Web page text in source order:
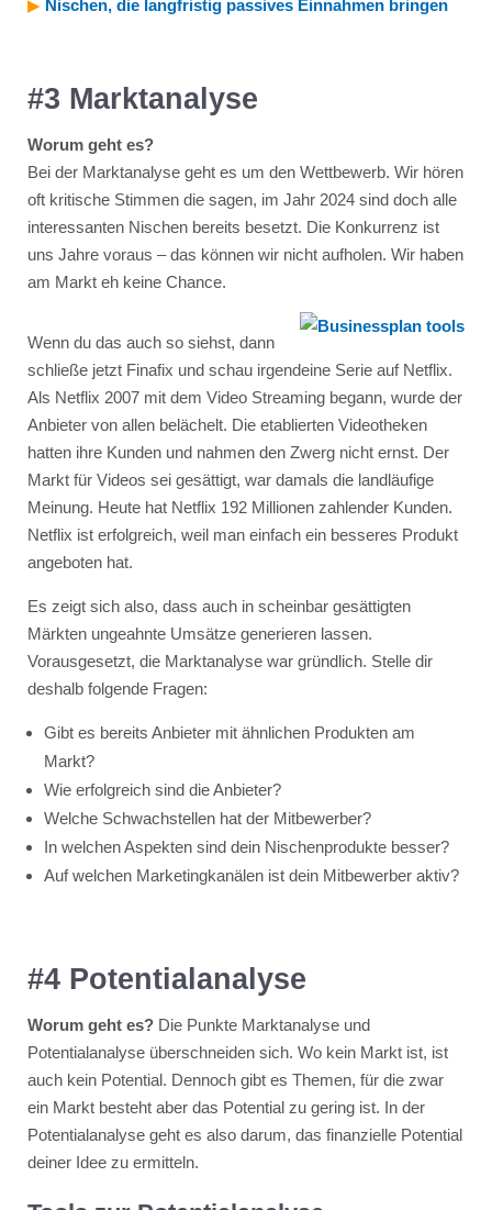
▶︎ Nischen, die langfristig passives Einnahmen bringen
#3 Marktanalyse
Worum geht es?
Bei der Marktanalyse geht es um den Wettbewerb. Wir hören
oft kritische Stimmen die sagen, im Jahr 2024 sind doch alle
interessanten Nischen bereits besetzt. Die Konkurrenz ist
uns Jahre voraus – das können wir nicht aufholen. Wir haben
am Markt eh keine Chance.
Wenn du das auch so siehst, dann
schließe jetzt Finafix und schau irgendeine Serie auf Netflix.
Als Netflix 2007 mit dem Video Streaming begann, wurde der
Anbieter von allen belächelt. Die etablierten Videotheken
hatten ihre Kunden und nahmen den Zwerg nicht ernst. Der
Markt für Videos sei gesättigt, war damals die landläufige
Meinung. Heute hat Netflix 192 Millionen zahlender Kunden.
Netflix ist erfolgreich, weil man einfach ein besseres Produkt
angeboten hat.
Es zeigt sich also, dass auch in scheinbar gesättigten
Märkten ungeahnte Umsätze generieren lassen.
Vorausgesetzt, die Marktanalyse war gründlich. Stelle dir
deshalb folgende Fragen:
Gibt es bereits Anbieter mit ähnlichen Produkten am
Markt?
Wie erfolgreich sind die Anbieter?
Welche Schwachstellen hat der Mitbewerber?
In welchen Aspekten sind dein Nischenprodukte besser?
Auf welchen Marketingkanälen ist dein Mitbewerber aktiv?
#4 Potentialanalyse
Worum geht es? Die Punkte Marktanalyse und
Potentialanalyse überschneiden sich. Wo kein Markt ist, ist
auch kein Potential. Dennoch gibt es Themen, für die zwar
ein Markt besteht aber das Potential zu gering ist. In der
Potentialanalyse geht es also darum, das finanzielle Potential
deiner Idee zu ermitteln.